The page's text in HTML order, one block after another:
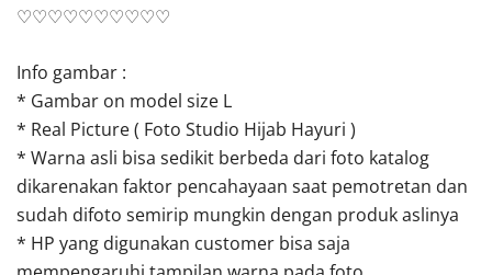
♡♡♡♡♡♡♡♡♡♡
Info gambar :
* Gambar on model size L
* Real Picture ( Foto Studio Hijab Hayuri )
* Warna asli bisa sedikit berbeda dari foto katalog
dikarenakan faktor pencahayaan saat pemotretan dan
sudah difoto semirip mungkin dengan produk aslinya
* HP yang digunakan customer bisa saja